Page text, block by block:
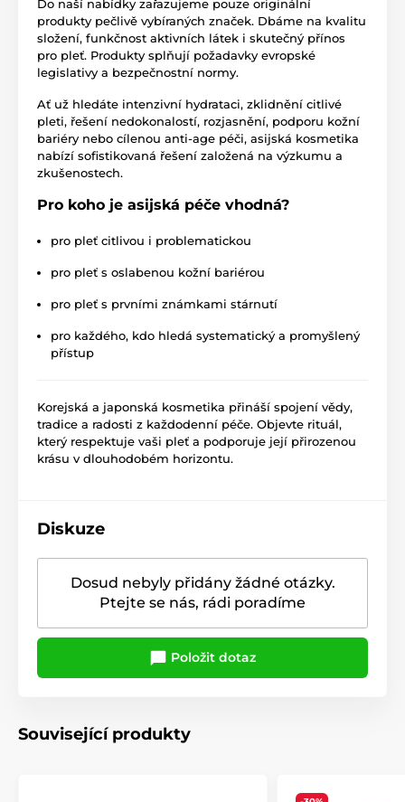
Do naší nabídky zařazujeme pouze originální
produkty pečlivě vybíraných značek. Dbáme na kvalitu
složení, funkčnost aktivních látek i skutečný přínos
pro pleť. Produkty splňují požadavky evropské
legislativy a bezpečnostní normy.
Ať už hledáte intenzivní hydrataci, zklidnění citlivé
pleti, řešení nedokonalostí, rozjasnění, podporu kožní
bariéry nebo cílenou anti-age péči, asijská kosmetika
nabízí sofistikovaná řešení založená na výzkumu a
zkušenostech.
Pro koho je asijská péče vhodná?
pro pleť citlivou i problematickou
pro pleť s oslabenou kožní bariérou
pro pleť s prvními známkami stárnutí
pro každého, kdo hledá systematický a promyšlený
přístup
Korejská a japonská kosmetika přináší spojení vědy,
tradice a radosti z každodenní péče. Objevte rituál,
který respektuje vaši pleť a podporuje její přirozenou
krásu v dlouhodobém horizontu.
Diskuze
Dosud nebyly přidány žádné otázky.
Ptejte se nás, rádi poradíme
Položit dotaz
Související produkty